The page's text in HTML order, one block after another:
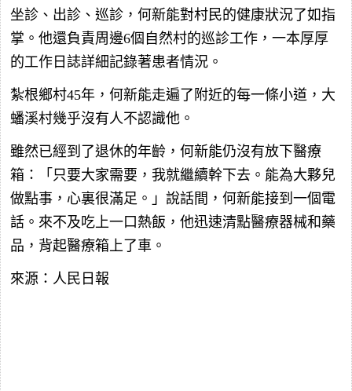
坐診、出診、巡診，何新能對村民的健康狀況了如指
掌。他還負責周邊6個自然村的巡診工作，一本厚厚
的工作日誌詳細記錄著患者情況。
紮根鄉村45年，何新能走遍了附近的每一條小道，大
蟠溪村幾乎沒有人不認識他。
雖然已經到了退休的年齡，何新能仍沒有放下醫療
箱：「只要大家需要，我就繼續幹下去。能為大夥兒
做點事，心裏很滿足。」說話間，何新能接到一個電
話。來不及吃上一口熱飯，他迅速清點醫療器械和藥
品，背起醫療箱上了車。
來源：人民日報